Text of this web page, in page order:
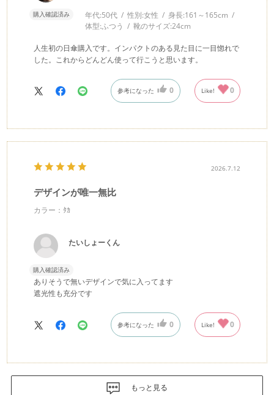
購入確認済み 年代:50代 性別:女性 身長:161～165cm
体型:ふつう 靴のサイズ:24cm
人生初の日傘購入です。インパクトのある見た目に一目惚れで
した。これからどんどん使って行こうと思います。
参考になった 0 Like! 0
2026.7.12
デザインが唯一無比
カラー：ﾀｶ
たいしょーくん
購入確認済み
ありそうで無いデザインで気に入ってます
遮光性も充分です
参考になった 0 Like! 0
もっと見る